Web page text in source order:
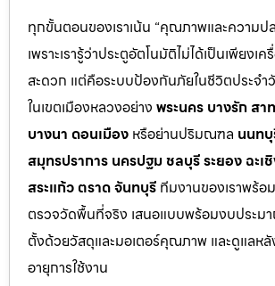
ทุกขั้นตอนของเราเน้น “คุณภาพและความ
เพราะเรารู้ว่าประตูอัตโนมัติไม่ได้เป็นเพียงเ
สะดวก แต่คือระบบป้องกันภัยในชีวิตประจำ
ในเขตเมืองหลวงอย่าง พระนคร บางรัก สา
บางนา ดอนเมือง หรือย่านปริมณฑล นนท
สมุทรปราการ นครปฐม ชลบุรี ระยอง ฉะเ
สระแก้ว ตราด จันทบุรี ทีมงานของเราพร้อ
ตรวจวัดพื้นที่จริง เสนอแบบพร้อมงบประม
ตั้งด้วยวัสดุและมอเตอร์คุณภาพ และดูแลห
อายุการใช้งาน